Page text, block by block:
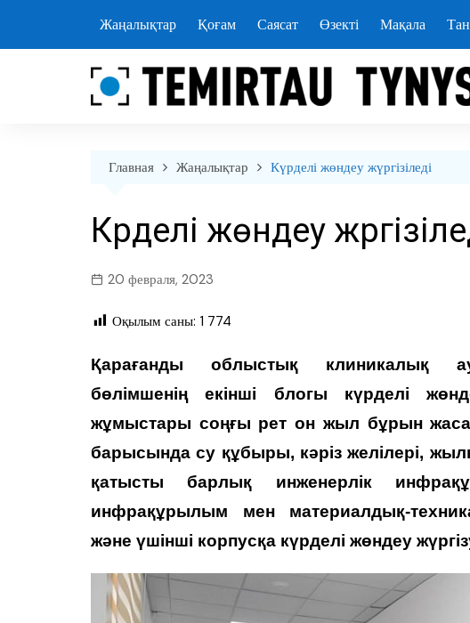
содержанию
Жаңалықтар Қоғам Саясат Өзекті Мақала
Главная Жаңалықтар Күрделі жөндеу жүргізіледі
Күрделі жөндеу
20 февраля, 2023
Оқылым саны: 1 774
Қарағанды облыстық клиникалық
бөлімшенің екінші блогы күрделі
жұмыстары соңғы рет он жыл бұрын
барысында су құбыры, кәріз желілері,
қатысты барлық инженерлік
инфрақұрылым мен материалдық-
және үшінші корпусқа күрделі жөндеу